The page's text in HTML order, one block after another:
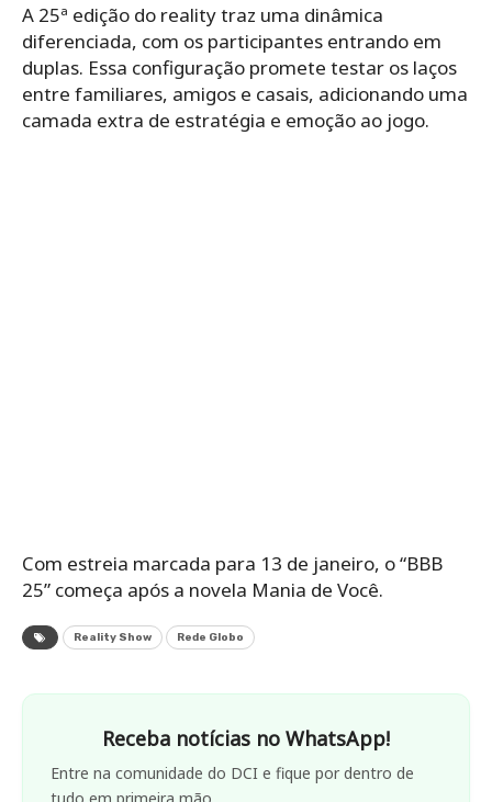
A 25ª edição do reality traz uma dinâmica
diferenciada, com os participantes entrando em
duplas. Essa configuração promete testar os laços
entre familiares, amigos e casais, adicionando uma
camada extra de estratégia e emoção ao jogo.
Com estreia marcada para 13 de janeiro, o “BBB
25” começa após a novela Mania de Você.
Reality Show Rede Globo
Receba notícias no WhatsApp!
Entre na comunidade do DCI e fique por dentro de